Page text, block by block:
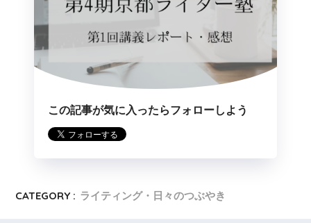
この記事が気に入ったらフォローしよう
CATEGORY : ライティング・日々のつぶやき